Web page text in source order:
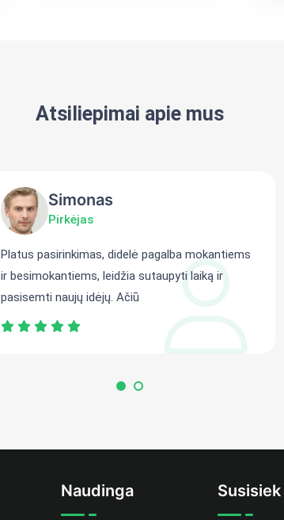
Atsiliepimai apie mus
Simonas
Pirkėjas
Platus pasirinkimas, didelė pagalba mokantiems
ir besimokantiems, leidžia sutaupyti laiką ir
pasisemti naujų idėjų. Ačiū
Naudinga Susisiek